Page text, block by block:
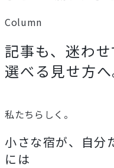
Column
記事も、迷わせ
選べる見せ方へ
私たちらしく。
小さな宿が、自分
には